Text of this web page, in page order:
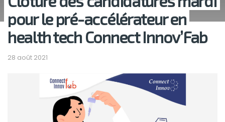
pour le pré-accélérateur en
health tech Connect Innov’Fab
28 août 2021